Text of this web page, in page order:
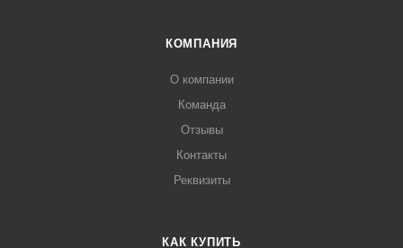
КОМПАНИЯ
О компании
Команда
Отзывы
Контакты
Реквизиты
КАК КУПИТЬ